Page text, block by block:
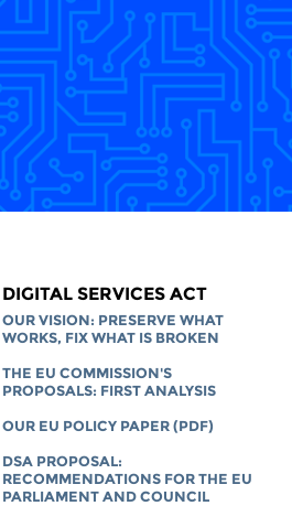
DIGITAL SERVICES ACT
OUR VISION: PRESERVE WHAT
WORKS, FIX WHAT IS BROKEN
THE EU COMMISSION'S
PROPOSALS: FIRST ANALYSIS
OUR EU POLICY PAPER (PDF)
DSA PROPOSAL:
RECOMMENDATIONS FOR THE EU
PARLIAMENT AND COUNCIL